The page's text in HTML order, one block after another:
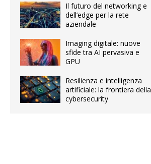
Il futuro del networking e
dell’edge per la rete
aziendale
Imaging digitale: nuove
sfide tra AI pervasiva e
GPU
Resilienza e intelligenza
artificiale: la frontiera della
cybersecurity